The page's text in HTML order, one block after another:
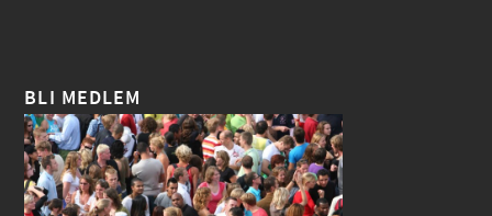
BLI MEDLEM